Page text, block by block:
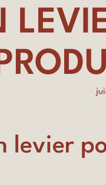
levier